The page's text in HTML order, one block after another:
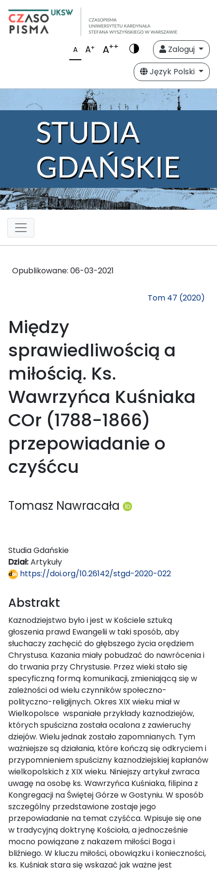
A A+ A++
Zaloguj
Język Polski
Opublikowane: 06-03-2021
Tom 47 (2020)
Między
sprawiedliwością a
miłością. Ks.
Wawrzyńca Kuśniaka
COr (1788-1866)
przepowiadanie o
czyśćcu
Tomasz Nawracała
Studia Gdańskie
Dział:Artykuły
https://doi.org/10.26142/stgd-2020-022
Abstrakt
Kaznodziejstwo było i jest w Kościele sztuką
głoszenia prawd Ewangelii w taki sposób, aby
słuchaczy zachęcić do głębszego życia orędziem
Chrystusa. Kazania miały pobudzać do nawrócenia i
do trwania przy Chrystusie. Przez wieki stało się
specyficzną formą komunikacji, zmieniającą się w
zależności od wielu czynników społeczno-
polityczno-religijnych. Okres XIX wieku miał w
Wielkopolsce wspaniałe przykłady kaznodziejów,
których spuścizna została ocalona z zawieruchy
dziejów. Wielu jednak zostało zapomnianych. Tym
ważniejsze są działania, które kończą się odkryciem i
przypomnieniem spuścizny kaznodziejskiej kapłanów
wielkopolskich z XIX wieku. Niniejszy artykuł zwraca
uwagę na osobę ks. Wawrzyńca Kuśniaka, filipina z
Kongregacji na Świętej Górze w Gostyniu. W sposób
szczególny przedstawione zostaje jego
przepowiadanie na temat czyśćca. Wpisuje się one
w tradycyjną doktrynę Kościoła, a jednocześnie
mocno powiązane z nakazem miłości Boga i
bliźniego. W kluczu miłości, obowiązku i konieczności,
ks. Kuśniak stara się wskazać jak ważne jest